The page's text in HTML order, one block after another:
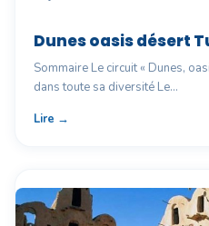
Dunes oasis désert
Sommaire Le circuit « Dunes,
dans toute sa diversité Le…
Lire →